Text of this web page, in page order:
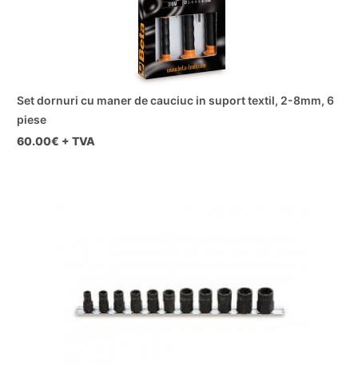
Set dornuri cu maner de cauciuc in suport textil, 2-8mm, 6
piese
60.00€ + TVA